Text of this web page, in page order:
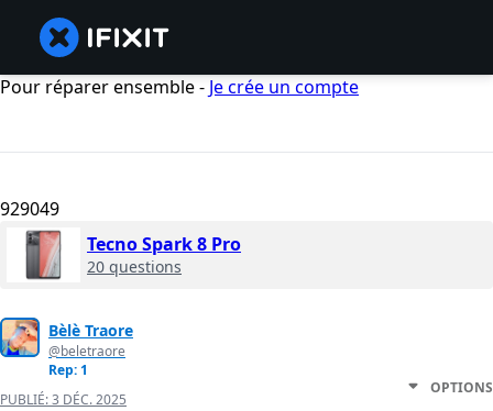
Pour réparer ensemble - Je crée un compte
929049
Tecno Spark 8 Pro
20 questions
Bèlè Traore
@beletraore
Rep: 1
PUBLIÉ:3 DÉC. 2025
OPTIONS